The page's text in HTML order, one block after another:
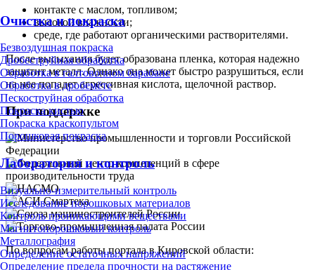
Очистка и покраска
Безвоздушная покраска
Дробеструйная обработка
Обработка в галтовочном барабане
Обработка в дробемёте
Пескоструйная обработка
Покраска кистью
Покраска краскопультом
Порошковая покраска
Лаборатория и контроль
Визуально-измерительный контроль
Исследование порошковых материалов
Контроль проникающими веществами
Магнитопорошковый контроль
Металлография
Определение остаточных напряжений
Определение предела прочности на растяжение
контакте с маслом, топливом;
высокой влажности;
среде, где работают органическими растворителями.
После высыхания будет образована пленка, которая надежно
защитит металл. Однако она может быстро разрушиться, если
на нее попадет агрессивная кислота, щелочной раствор.
При поддержке
По вопросам работы портала в Кировской области: